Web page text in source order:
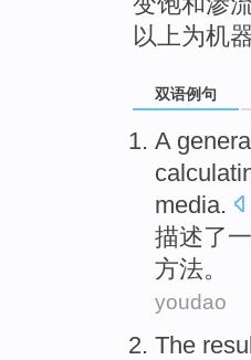
以上为机
双语例句
A
media.
描述了一
方法。
youdao
The